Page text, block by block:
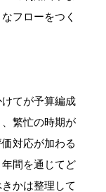
フローをつく
てが予算編成
繁忙の時期が
対応が加わる
間を通じてど
かは整理して